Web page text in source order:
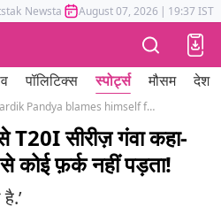
Newstak Mumbai Tak Astrotak
August 07, 2026 | 19:37 IST
पॉलिटिक्स स्पोर्ट्स मौसम देश
IndvsWI Hardik Pandya blames himself for not finishing the match also talks on bowling changes World Cup and young players
T20I सीरीज़ गंवा कहा-
कोई फ़र्क नहीं पड़ता!